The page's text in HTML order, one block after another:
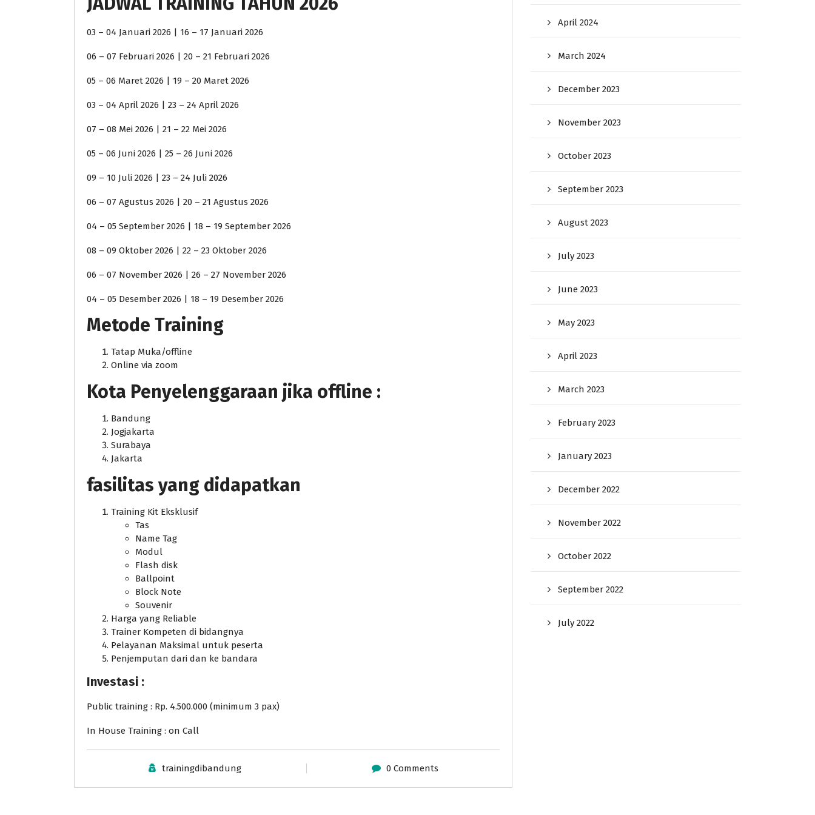
03 – 04 Januari 2026 | 16 – 17 Januari 2026
06 – 07 Februari 2026 | 20 – 21 Februari 2026
05 – 06 Maret 2026 | 19 – 20 Maret 2026
03 – 04 April 2026 | 23 – 24 April 2026
07 – 08 Mei 2026 | 21 – 22 Mei 2026
05 – 06 Juni 2026 | 25 – 26 Juni 2026
09 – 10 Juli 2026 | 23 – 24 Juli 2026
06 – 07 Agustus 2026 | 20 – 21 Agustus 2026
04 – 05 September 2026 | 18 – 19 September 2026
08 – 09 Oktober 2026 | 22 – 23 Oktober 2026
06 – 07 November 2026 | 26 – 27 November 2026
04 – 05 Desember 2026 | 18 – 19 Desember 2026
Metode Training
Tatap Muka/offline
Online via zoom
Kota Penyelenggaraan jika offline :
Bandung
Jogjakarta
Surabaya
Jakarta
fasilitas yang didapatkan
Training Kit Eksklusif
Tas
Name Tag
Modul
Flash disk
Ballpoint
Block Note
Souvenir
Harga yang Reliable
Trainer Kompeten di bidangnya
Pelayanan Maksimal untuk peserta
Penjemputan dari dan ke bandara
Investasi :
Public training : Rp. 4.500.000 (minimum 3 pax)
In House Training : on Call
trainingdibandung 0 Comments
April 2024
March 2024
December 2023
November 2023
October 2023
September 2023
August 2023
July 2023
June 2023
May 2023
April 2023
March 2023
February 2023
January 2023
December 2022
November 2022
October 2022
September 2022
July 2022